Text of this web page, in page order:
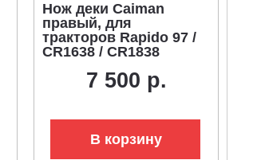
Нож деки Caiman
правый, для
тракторов Rapido 97 /
CR1638 / CR1838
7 500 р.
В корзину